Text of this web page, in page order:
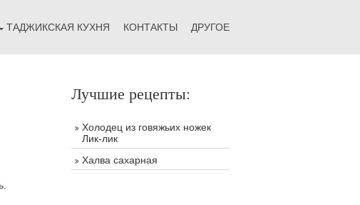
ТАДЖИКСКАЯ КУХНЯ КОНТАКТЫ ДРУГОЕ
Лучшие рецепты:
Холодец из говяжьих ножек
Лик-лик
Халва сахарная